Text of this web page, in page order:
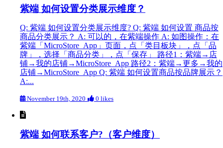
紫端 如何设置分类展示维度？
Q: 紫端 如何设置分类展示维度? Q: 紫端 如何设置 商品按
商品分类展示？ A: 可以的，在紫端操作 A: 如图操作：在
紫端「MicroStore App」页面，点「类目板块」，点「品
牌」，选择「商品分类」，点「保存」 路径1：紫端→店
铺→我的店铺→MicroStore App 路径2：紫端→更多→我的
店铺→MicroStore App Q: 紫端 如何设置商品按品牌展示？
A:...
November 19th, 2020 0 likes
紫端 如何联系客户?（客户维度）